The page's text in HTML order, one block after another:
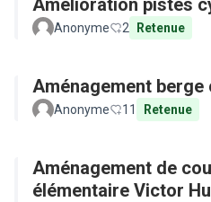
Amélioration pistes
Anonyme 2 Retenue
Aménagement berge
Anonyme 11 Retenue
Aménagement de
élémentaire Victor